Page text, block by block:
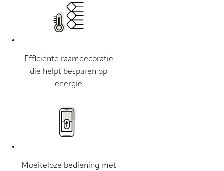
Efficiënte raamdecoratie
die helpt besparen op
energie
Moeiteloze bediening met